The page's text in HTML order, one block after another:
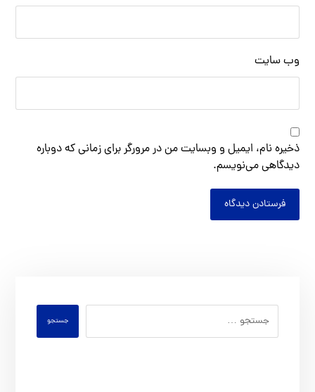
وب‌ سایت
ذخیره نام، ایمیل و وبسایت من در مرورگر برای زمانی که دوباره
دیدگاهی می‌نویسم.
فرستادن دیدگاه
جستجو